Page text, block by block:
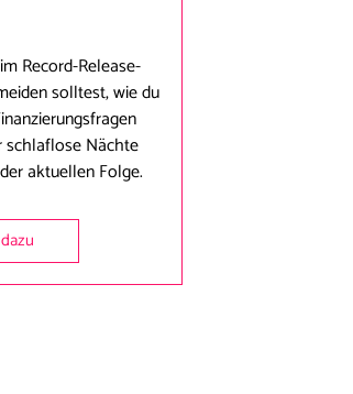
Record-Release-
solltest, wie du
schlaflose Nächte
aktuellen Folge.